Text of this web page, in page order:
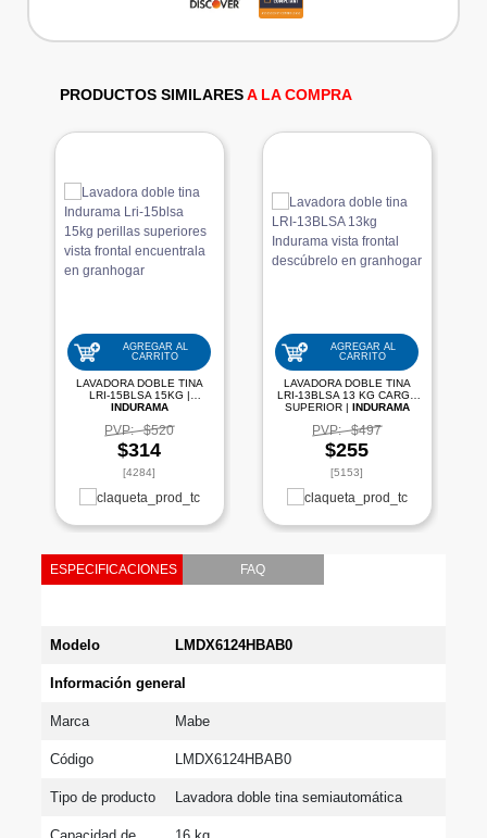
PRODUCTOS SIMILARESA LA COMPRA
AGREGAR AL
CARRITO
LAVADORA DOBLE TINA
LRI-15BLSA 15KG |
INDURAMA
PVP: $520
$314
[4284]
AGREGAR AL
CARRITO
LAVADORA DOBLE TINA
LRI-13BLSA 13 KG CARGA
SUPERIOR | INDURAMA
PVP: $497
$255
[5153]
ESPECIFICACIONES FAQ
Modelo LMDX6124HBAB0
Información general
Marca Mabe
Código LMDX6124HBAB0
Tipo de producto Lavadora doble tina semiautomática